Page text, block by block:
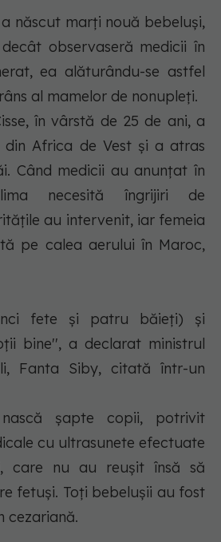
născut marţi nouă bebeluşi,
observaseră medicii în
ea alăturându-se astfel
al mamelor de nonupleţi.
în vârstă de 25 de ani, a
din Africa de Vest şi a atras
Când medicii au anunţat în
necesită îngrijiri de
au intervenit, iar femeia
pe calea aerului în Maroc,
fete şi patru băieţi) şi
bine'', a declarat ministrul
Fanta Siby, citată într-un
şapte copii, potrivit
cu ultrasunete efectuate
care nu au reușit însă să
fetuşi. Toţi bebeluşii au fost
cezariană.